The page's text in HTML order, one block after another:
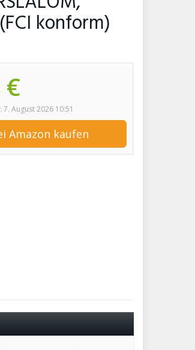
konform)
€
August 2026 10:51
Amazon kaufen